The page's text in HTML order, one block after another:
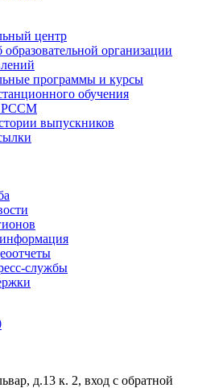
центр
организации
программы и курсы
обучения
РССМ
выпускников
службы
д.13 к. 2, вход с обратной